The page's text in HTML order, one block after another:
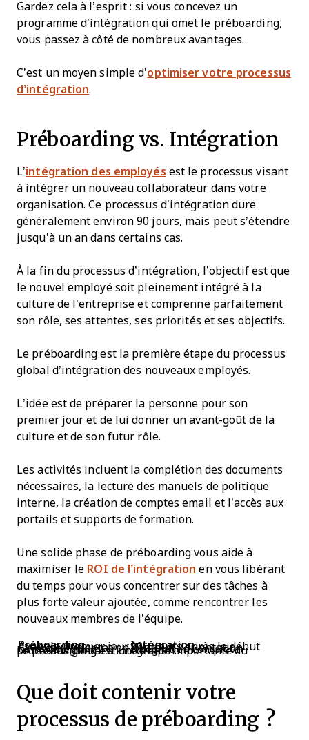
Gardez cela à l’esprit : si vous concevez un
programme d’intégration qui omet le préboarding,
vous passez à côté de nombreux avantages.
C’est un moyen simple d’optimiser votre processus
d’intégration.
Préboarding vs. Intégration
L’intégration des employés est le processus visant
à intégrer un nouveau collaborateur dans votre
organisation. Ce processus d’intégration dure
généralement environ 90 jours, mais peut s’étendre
jusqu’à un an dans certains cas.
À la fin du processus d’intégration, l’objectif est que
le nouvel employé soit pleinement intégré à la
culture de l’entreprise et comprenne parfaitement
son rôle, ses attentes, ses priorités et ses objectifs.
Le préboarding est la première étape du processus
global d’intégration des nouveaux employés.
L’idée est de préparer la personne pour son
premier jour et de lui donner un avant-goût de la
culture et de son futur rôle.
Les activités incluent la complétion des documents
nécessaires, la lecture des manuels de politique
interne, la création de comptes email et l’accès aux
portails et supports de formation.
Une solide phase de préboarding vous aide à
maximiser le ROI de l’intégration en vous libérant
du temps pour vous concentrer sur des tâches à
plus forte valeur ajoutée, comme rencontrer les
nouveaux membres de l’équipe.
Préboarding Intégration
Avant le premier jour90 + jours après le début
Favorise l’orientationPoursuit l’orientation
Contact léger Intégration complète
Le préboarding est une étape importante du processus global d’intégration.
Que doit contenir votre
processus de préboarding ?